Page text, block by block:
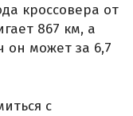
кроссовера от
867 км, а
он может за 6,7
с